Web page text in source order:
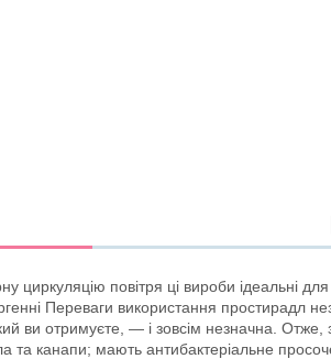
повітря ці вироби ідеальні
Переваги використання простирадл
ви отримуєте, — і зовсім незначна. Отже,
канапи; мають антибактеріальне